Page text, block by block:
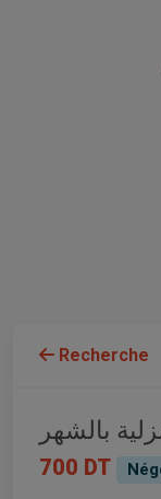
Recherche
بالشهر
700 DT